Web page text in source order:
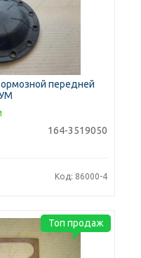
передней
164-3519050
Код: 86000-4
Топ продаж